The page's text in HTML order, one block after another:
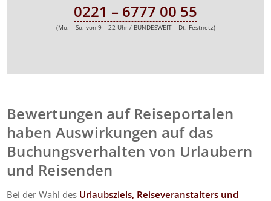
0221 – 6777 00 55
(Mo. – So. von 9 – 22 Uhr / BUNDESWEIT – Dt. Festnetz)
Bewertungen auf Reiseportalen
haben Auswirkungen auf das
Buchungsverhalten von Urlaubern
und Reisenden
Bei der Wahl des Urlaubsziels, Reiseveranstalters und